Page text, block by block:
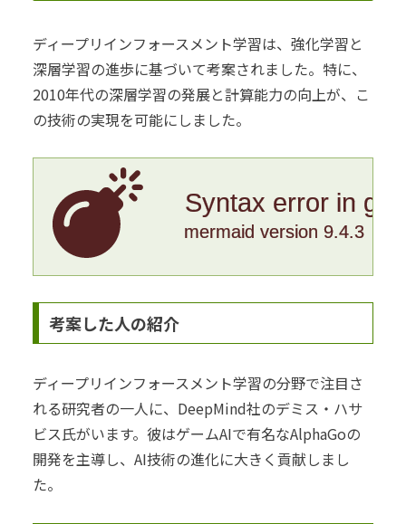
ディープリインフォースメント学習は、強化学習と
深層学習の進歩に基づいて考案されました。特に、
2010年代の深層学習の発展と計算能力の向上が、こ
の技術の実現を可能にしました。
Syntax error in
mermaid version 9.4.3
考案した人の紹介
ディープリインフォースメント学習の分野で注目さ
れる研究者の一人に、DeepMind社のデミス・ハサ
ビス氏がいます。彼はゲームAIで有名なAlphaGoの
開発を主導し、AI技術の進化に大きく貢献しまし
た。